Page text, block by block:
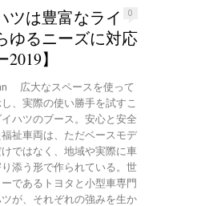
0
ツは豊富なライ
ゆるニーズに対応
】
広大なスペースを使って
、実際の使い勝手を試すこ
ハツのブース。安心と安全
祉車両は、ただベースモデ
ではなく、地域や実際に車
添う形で作られている。世
であるトヨタと小型車専門
が、それぞれの強みを生か